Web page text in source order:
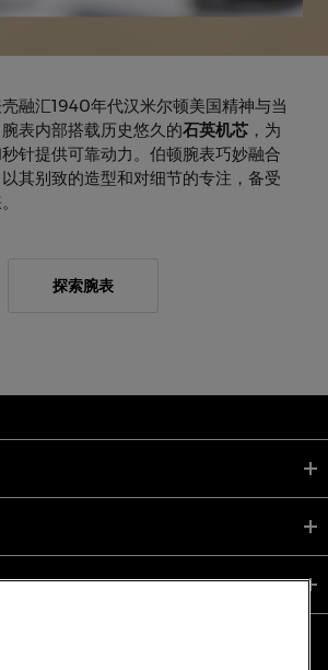
融汇1940年代汉米尔顿美国精神与当
表内部搭载历史悠久的石英机芯 ，为
针提供可靠动力。伯顿腕表巧妙融合
其别致的造型和对细节的专注，备受
探索腕表